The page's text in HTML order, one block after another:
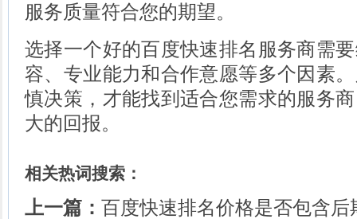
服务质量符合您的期望。
选择一个好的百度快速排名服务商需
容、专业能力和合作意愿等多个因素
慎决策，才能找到适合您需求的服务
大的回报。
相关热词搜索：
上一篇： 百度快速排名价格是否包含后